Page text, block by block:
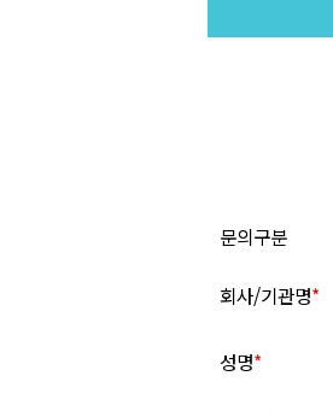
문의구분
회사/기관명*
성명*